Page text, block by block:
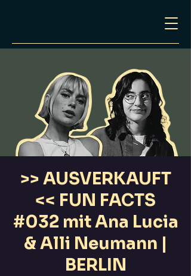
>> AUSVERKAUFT
<< FUN FACTS
#032 mit Ana Lucia
& Alli Neumann |
BERLIN